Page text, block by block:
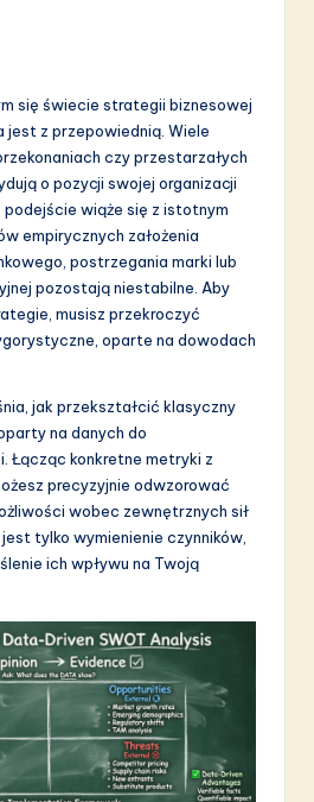
się świecie strategii biznesowej
jest z przepowiednią. Wiele
czy przestarzałych
o pozycji swojej organizacji
podejście wiąże się z istotnym
empirycznych założenia
postrzegania marki lub
pozostają niestabilne. Aby
musisz przekroczyć
oparte na dowodach
jak przekształcić klasyczny
na danych do
Łącząc konkretne metryki z
precyzyjnie odwzorować
wobec zewnętrznych sił
tylko wymienienie czynników,
ich wpływu na Twoją